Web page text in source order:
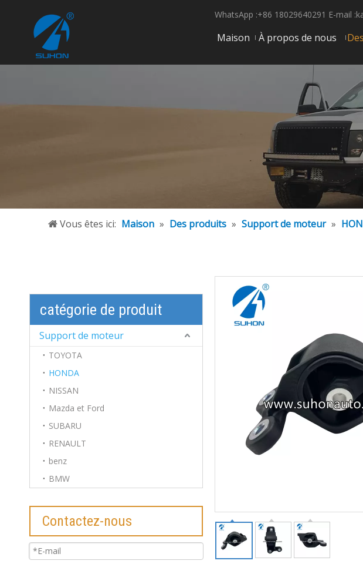
WhatsApp :+86 18029640291 E-mail :
Maison À propos de nous
Vous êtes ici: Maison » Des produits » Support de moteur »
catégorie de produit
Support de moteur
TOYOTA
HONDA
NISSAN
Mazda et Ford
SUBARU
RENAULT
benz
BMW
Contactez-nous